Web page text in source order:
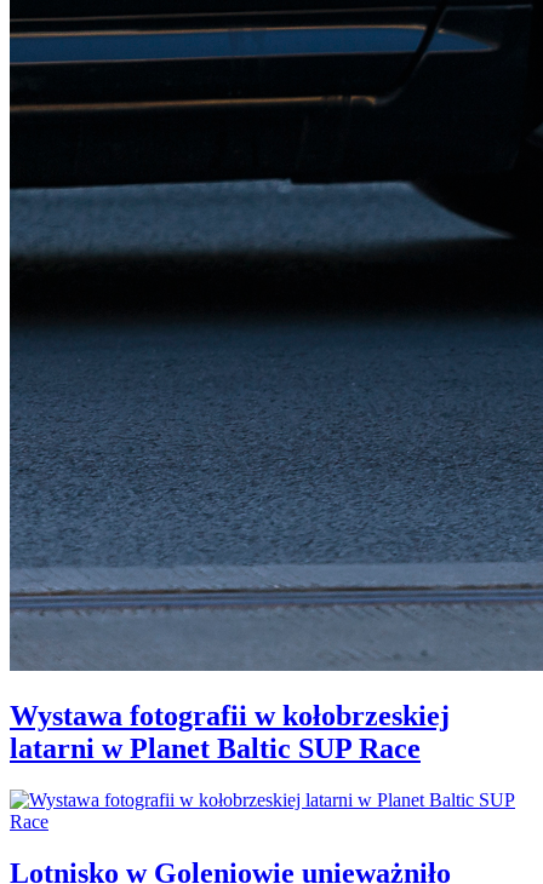
Wystawa fotografii w kołobrzeskiej
latarni w Planet Baltic SUP Race
Lotnisko w Goleniowie unieważniło